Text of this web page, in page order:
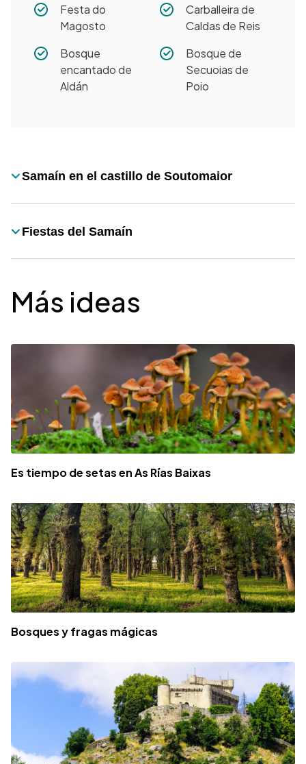
Festa do
Magosto
Carballeira de
Caldas de Reis
Bosque
encantado de
Aldán
Bosque de
Secuoias de
Poio
Título
Samaín en el castillo de Soutomaior
Título
Fiestas del Samaín
Más ideas
Es tiempo de setas en As Rías Baixas
Bosques y fragas mágicas